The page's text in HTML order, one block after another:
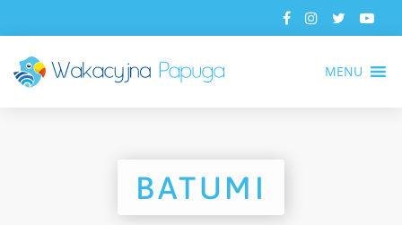
MENU
BATUMI